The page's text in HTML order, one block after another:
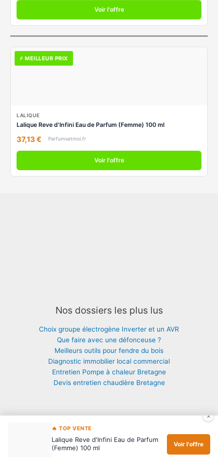
Voir l'offre
⚡ MEILLEUR PRIX
LALIQUE
Lalique Rеve d'Infini Eau de Parfum (Femme) 100 ml
37,13 € Parfumsetmoi.fr
Voir l'offre
Nos dossiers les plus lus
Choix groupe électrogène Inverter et un AVR
Que faire avec une défonceuse ?
Meilleurs outils pour fendre du bois
Diagnostic immobilier local commercial
Entretien Pompe à chaleur Bretagne
Devis entretien chaudière Bretagne
Copyright © 2026 Maison : thermie, isolation, chauffage |
Contact
×
🔥 TOP VENTE
Lalique Rеve d'Infini Eau de Parfum
(Femme) 100 ml
Voir l'offre